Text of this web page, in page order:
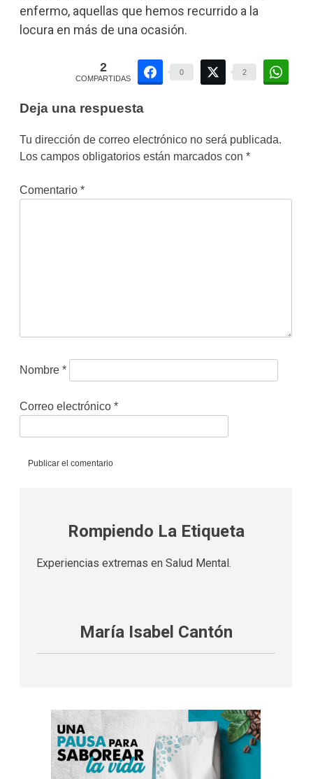
enfermo, aquellas que hemos recurrido a la
locura en más de una ocasión.
2
COMPARTIDAS
0 2
Deja una respuesta
Tu dirección de correo electrónico no será publicada.
Los campos obligatorios están marcados con *
Comentario *
Nombre *
Correo electrónico *
Rompiendo La Etiqueta
Experiencias extremas en Salud Mental.
María Isabel Cantón